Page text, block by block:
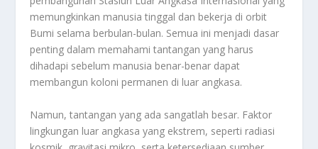
memungkinkan manusia tinggal dan bekerja di orbit
Bumi selama berbulan-bulan. Semua ini menjadi dasar
penting dalam memahami tantangan yang harus
dihadapi sebelum manusia benar-benar dapat
membangun koloni permanen di luar angkasa.
Namun, tantangan yang ada sangatlah besar. Faktor
lingkungan luar angkasa yang ekstrem, seperti radiasi